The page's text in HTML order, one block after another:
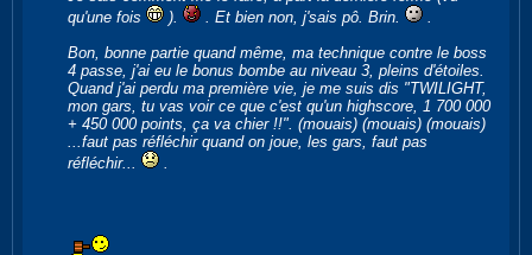
qu'une fois
). . Et bien non, j'sais pô. Brin.
.
Bon, bonne partie quand même, ma technique contre le boss
4 passe, j'ai eu le bonus bombe au niveau 3, pleins d'étoiles.
Quand j'ai perdu ma première vie, je me suis dis "TWILIGHT,
mon gars, tu vas voir ce que c'est qu'un highscore, 1 700 000
+ 450 000 points, ça va chier !!". (mouais) (mouais) (mouais)
...faut pas réfléchir quand on joue, les gars, faut pas
réfléchir...
.